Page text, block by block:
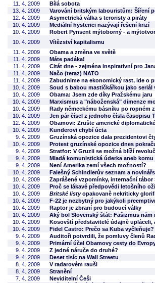
11. 4. 2009
Bílá sobota
13. 4. 2009
Varování britským labouristům: Šíření
12. 4. 2009
Asymetrická válka s teroristy a piráty
10. 4. 2009
Mediální hysterici nazývají řešení krizí
10. 4. 2009
Robert Pynsent mýtoborný - a
10. 4. 2009
Vítězství kapitalismu
11. 4. 2009
Obama a změna ve světě
11. 4. 2009
Máte padáka!
11. 4. 2009
Citát dne - zejména inspirativní pro
11. 4. 2009
Načo (teraz) NATO
11. 4. 2009
Zabudnime na ekonomický rast, ide o
10. 4. 2009
Soud s babou mastičkářkou jako
10. 4. 2009
Obama: Jsem zde díky Pražskému jaru
10. 4. 2009
Marxismus a "náboženská" dimenze
10. 4. 2009
Rady německému básníku po ropném
10. 4. 2009
Jen pár čísel z jednoho čísla časopisu
12. 4. 2009
Obamovi: Zrušte americké
10. 4. 2009
Kunderovi chybí úcta
9. 4. 2009
Gruzínská opozice dala prezidentovi
10. 4. 2009
Protest gruzínské opozice dnes
9. 4. 2009
Stratfor: V Gruzii se možná blíží
9. 4. 2009
Mladá komunistická úderka aneb
9. 4. 2009
Není Amerika zemí všech možností?
10. 4. 2009
Falešný Schindlerův seznam a
10. 4. 2009
Zaprášené vzpomínky, internační
10. 4. 2009
Proč se lákavé předpovědi letošního
10. 4. 2009
Britské listyopakovaně nekriticky
10. 4. 2009
F-22 je nezbytný pro jakýkoli
10. 4. 2009
Raptor je zbraní pro budoucí války
10. 4. 2009
Aký bol Slovenský štát: Fašizmus nám
10. 4. 2009
Kosovští představitelé údajně
10. 4. 2009
Fidel Castro: Prečo sa Kuba vyčleňuje?
9. 4. 2009
Auditoři potvrdili, že pomluvy členů
9. 4. 2009
Primární účel Obamovy cesty do
9. 4. 2009
Z jedné náruče do druhé?
9. 4. 2009
Deset tisíc na Wall Streetu
8. 4. 2009
V radarovém rauši
8. 4. 2009
Stranění
7. 4. 2009
Neviditelní Češi